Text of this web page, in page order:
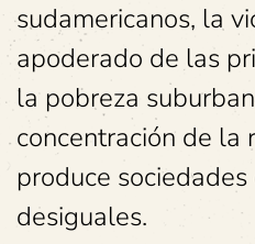
sudamericanos, la
apoderado de las
la pobreza
concentración de la
produce
desiguales.